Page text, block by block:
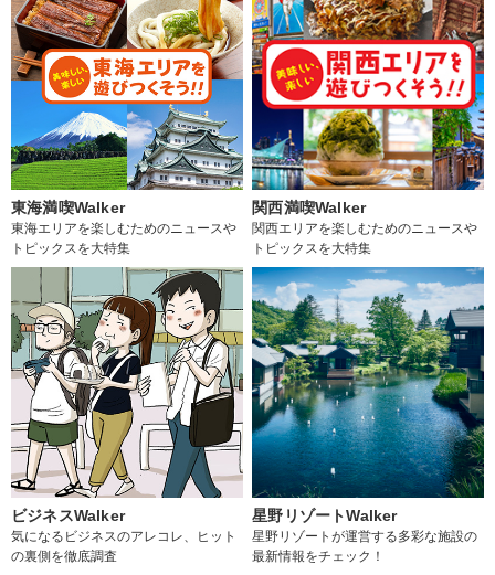
東海満喫Walker
東海エリアを楽しむためのニュースや
トピックスを大特集
関西満喫Walker
関西エリアを楽しむためのニュースや
トピックスを大特集
ビジネスWalker
気になるビジネスのアレコレ、ヒット
の裏側を徹底調査
星野リゾートWalker
星野リゾートが運営する多彩な施設の
最新情報をチェック！